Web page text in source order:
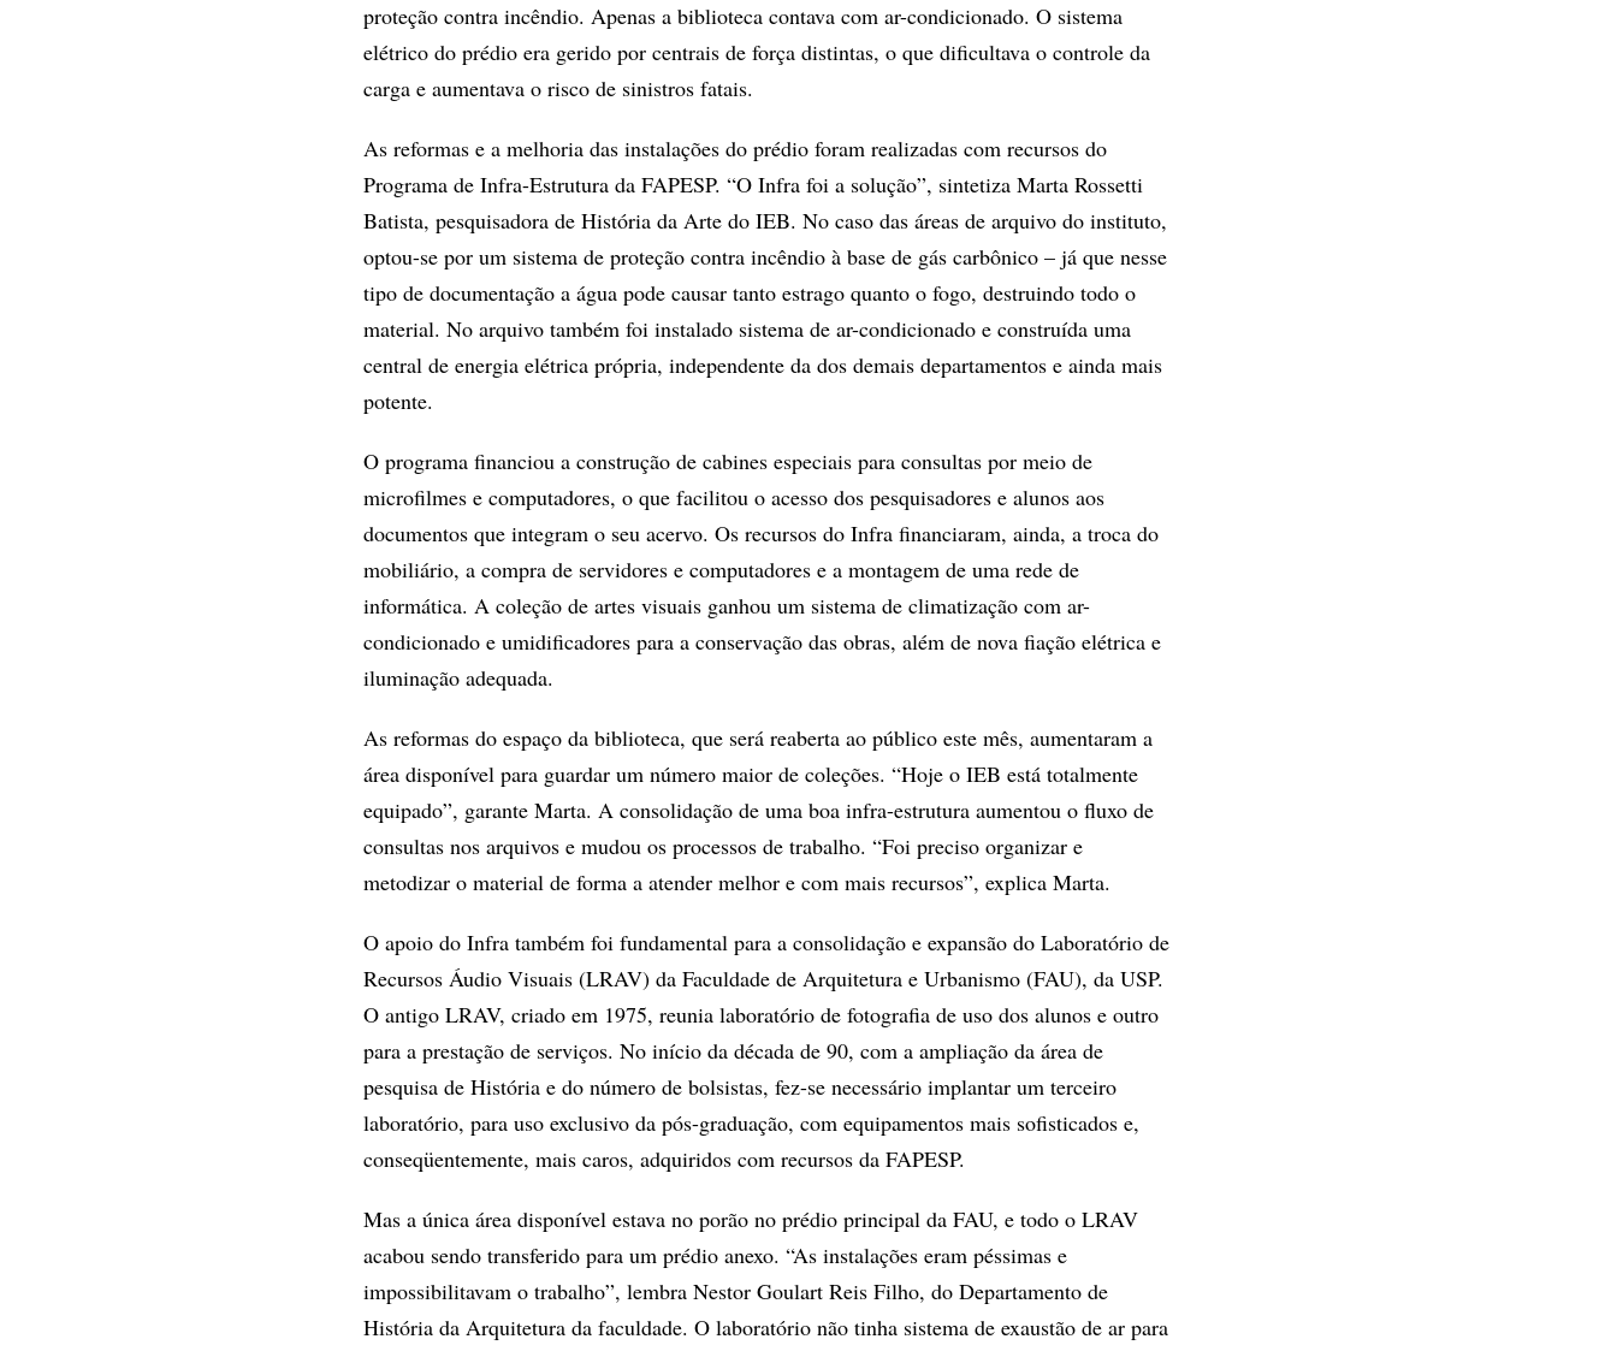
proteção contra incêndio. Apenas a biblioteca contava com ar-condicionado. O sistema
elétrico do prédio era gerido por centrais de força distintas, o que dificultava o controle da
carga e aumentava o risco de sinistros fatais.
As reformas e a melhoria das instalações do prédio foram realizadas com recursos do
Programa de Infra-Estrutura da FAPESP. “O Infra foi a solução”, sintetiza Marta Rossetti
Batista, pesquisadora de História da Arte do IEB. No caso das áreas de arquivo do instituto,
optou-se por um sistema de proteção contra incêndio à base de gás carbônico – já que nesse
tipo de documentação a água pode causar tanto estrago quanto o fogo, destruindo todo o
material. No arquivo também foi instalado sistema de ar-condicionado e construída uma
central de energia elétrica própria, independente da dos demais departamentos e ainda mais
potente.
O programa financiou a construção de cabines especiais para consultas por meio de
microfilmes e computadores, o que facilitou o acesso dos pesquisadores e alunos aos
documentos que integram o seu acervo. Os recursos do Infra financiaram, ainda, a troca do
mobiliário, a compra de servidores e computadores e a montagem de uma rede de
informática. A coleção de artes visuais ganhou um sistema de climatização com ar-
condicionado e umidificadores para a conservação das obras, além de nova fiação elétrica e
iluminação adequada.
As reformas do espaço da biblioteca, que será reaberta ao público este mês, aumentaram a
área disponível para guardar um número maior de coleções. “Hoje o IEB está totalmente
equipado”, garante Marta. A consolidação de uma boa infra-estrutura aumentou o fluxo de
consultas nos arquivos e mudou os processos de trabalho. “Foi preciso organizar e
metodizar o material de forma a atender melhor e com mais recursos”, explica Marta.
O apoio do Infra também foi fundamental para a consolidação e expansão do Laboratório de
Recursos Áudio Visuais (LRAV) da Faculdade de Arquitetura e Urbanismo (FAU), da USP.
O antigo LRAV, criado em 1975, reunia laboratório de fotografia de uso dos alunos e outro
para a prestação de serviços. No início da década de 90, com a ampliação da área de
pesquisa de História e do número de bolsistas, fez-se necessário implantar um terceiro
laboratório, para uso exclusivo da pós-graduação, com equipamentos mais sofisticados e,
conseqüentemente, mais caros, adquiridos com recursos da FAPESP.
Mas a única área disponível estava no porão no prédio principal da FAU, e todo o LRAV
acabou sendo transferido para um prédio anexo. “As instalações eram péssimas e
impossibilitavam o trabalho”, lembra Nestor Goulart Reis Filho, do Departamento de
História da Arquitetura da faculdade. O laboratório não tinha sistema de exaustão de ar para